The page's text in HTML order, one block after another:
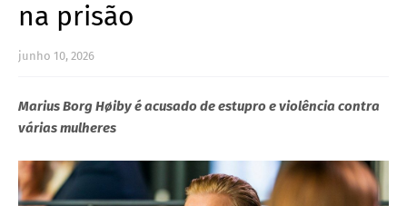
na prisão
junho 10, 2026
Marius Borg Høiby é acusado de estupro e violência contra
várias mulheres